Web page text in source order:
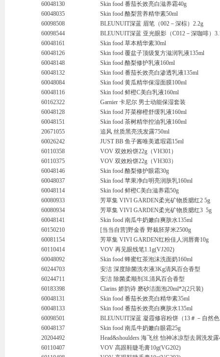
60048130
Skin food 番茄长效亮白滋养霜40g
60048035
Skin food 酪梨营养精华素50ml
60098508
BLEUNUIT深蓝 眉笔（002－深棕）2.2g
60098544
BLEUNUIT深蓝 亚光眼影（C012－深咖啡）
60048161
Skin food 草本精华素30ml
60048126
Skin food 覆盆子顶级复方滋润乳液135ml
60048148
Skin food 酪梨修护乳液160ml
60048132
Skin food 番茄长效亮白渗透乳液135ml
60048084
Skin food 黄瓜精华保湿面膜100ml
60048116
Skin food 鲜橙C美白乳液160ml
60162322
Garnier 卡尼尔 男士动能保湿套装
60048128
Skin food 芹菜柳橙舒缓乳液160ml
60048151
Skin food 茶树精华控油乳液160ml
20671055
追风 丝质黑亮洗发露750ml
60026242
JUST BB 鱼子酱唯美遮瑕霜15ml
60110358
VOV 双效粉饼22g（VH301）
60110375
VOV 双效粉饼22g（VH303）
60048146
Skin food 酪梨修护眼霜30g
60048037
Skin food 苹果净白明亮润肤乳160ml
60048114
Skin food 鲜橙C美白滋养霜50g
60080933
芳草集 VIVI GARDEN柔光矿物质腮红2 5g
60080934
芳草集 VIVI GARDEN柔光矿物质腮红3 5g
60048141
Skin food 南瓜牛奶嫩白爽肤水135ml
60150210
[当当自营]野金香 野栽胚芽米2500g
60081154
芳草集 VIVI GARDEN红粉佳人润唇膏10g
60110414
VOV 再见眼线笔1.1g(VJ202)
60048092
Skin food 蜂蜜红茶泡沫洗面奶160ml
60244703
安洁 深度除菌洗衣液3Kg清风百合香型
60244711
安洁 除菌柔顺剂3L清风百合香型
60183398
Clarins 娇韵诗 磨砂洁面泡20ml*2(2只装)
60048131
Skin food 番茄长效亮白精华素35ml
60048133
Skin food 番茄长效亮白爽肤水135ml
60098501
BLEUNUIT深蓝 凝霞修容粉饼（13＃－自然色
60048137
Skin food 南瓜牛奶嫩白眼霜25g
20204492
Head&shoulders 海飞丝 怡神冰凉型去屑洗发
60110407
VOV 高跟鞋睫毛膏10g(VG202)